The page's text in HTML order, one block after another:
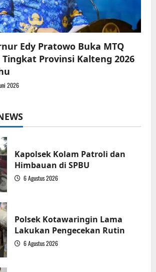
Edy Pratowo Buka MTQ
Tingkat Provinsi Kalteng 2026
2026
Kapolsek Kolam Patroli dan
Himbauan di SPBU
6 Agustus 2026
Polsek Kotawaringin Lama
Lakukan Pengecekan Rutin
6 Agustus 2026